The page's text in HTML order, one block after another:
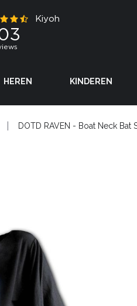
HEREN KINDEREN
DOTD RAVEN - Boat Neck Bat